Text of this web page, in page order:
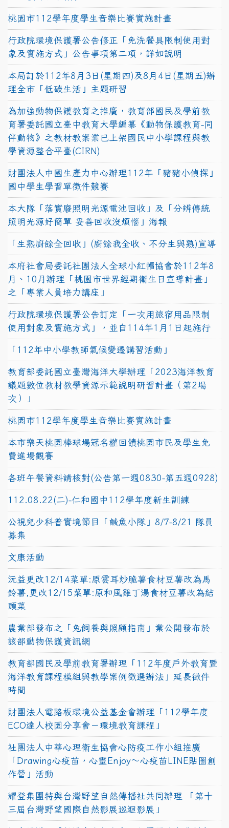
桃園市112學年度學生音樂比賽實施計畫
行政院環境保護署公告修正「免洗餐具限制使用對
象及實施方式」公告事項第二項，詳如說明
本局訂於112年8月3日(星期四)及8月4日(星期五)辦
理全市「低碳生活」主題研習
為加強動物保護教育之推廣，教育部國民及學前教
育署委託國立臺中教育大學編纂《動物保護教育-同
伴動物》之教材教案業已上架國民中小學課程與教
學資源整合平臺(CIRN)
財團法人中國生產力中心辦理112年「豬豬小偵探」
國中學生學習單徵件競賽
本大隊「落實廢照明光源電池回收」及「分辨傳統
照明光源好簡單 妥善回收沒煩惱」海報
「生熟廚餘全回收」(廚餘我全收、不分生與熟)宣導
本府社會局委託社團法人全球小紅帽協會於112年8
月、10月辦理「桃園市世界經期衛生日宣導計畫」
之「專業人員培力講座」
行政院環境保護署公告訂定「一次用旅宿用品限制
使用對象及實施方式」，並自114年1月1日起施行
「112年中小學教師氣候變遷講習活動」
教育部委託國立臺灣海洋大學辦理「2023海洋教育
議題數位教材教學資源示範說明研習計畫（第2場
次）」
桃園市112學年度學生音樂比賽實施計畫
本市樂天桃園棒球場冠名權回饋桃園市民及學生免
費進場觀賽
各班午餐資料請核對(公告第一週0830-第五週0928)
112.08.22(二)-仁和國中112學年度新生訓練
公視兒少科普實境節目「鹹魚小隊」8/7-8/21 隊員
募集
文康活動
沅益更改12/14菜單:原雲耳炒脆薯食材豆薯改為馬
鈴薯,更改12/15菜單:原和風雞丁湯食材豆薯改為結
頭菜
農業部發布之「兔飼養與照顧指南」業公開發布於
該部動物保護資訊網
教育部國民及學前教育署辦理「112年度戶外教育暨
海洋教育課程模組與教學案例徵選辦法」延長徵件
時間
財團法人電路板環境公益基金會辦理「112學年度
ECO達人校園分享會－環境教育課程」
社團法人中華心理衛生協會心防疫工作小組推廣
「Drawing心疫苗，心靈Enjoy〜心疫苗LINE貼圖創
作營」活動
耀登集團特與台灣野望自然傳播社共同辦理 「第十
三屆台灣野望國際自然影展巡迴影展」